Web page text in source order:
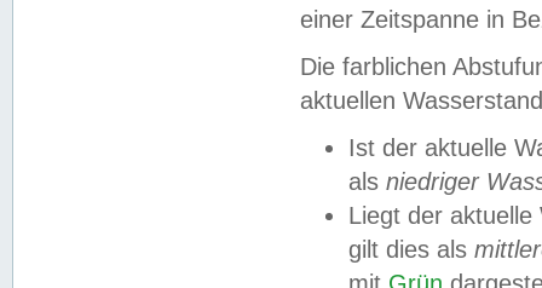
einer Zeitspanne in
Die farblichen
aktuellen
Ist der aktuelle
als niedriger
Liegt der
gilt dies als
mit Grün